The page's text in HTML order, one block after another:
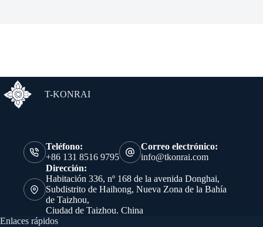
T-KONRAI
Teléfono:
+86 131 8516 9795
Correo electrónico:
info@tkonrai.com
Dirección:
Habitación 336, nº 168 de la avenida Donghai,
Subdistrito de Haihong, Nueva Zona de la Bahía
de Taizhou,
Ciudad de Taizhou. China
Enlaces rápidos